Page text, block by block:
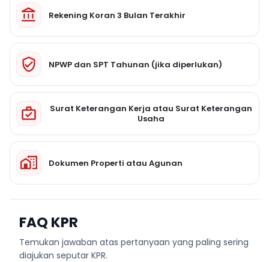
Rekening Koran 3 Bulan Terakhir
NPWP dan SPT Tahunan (jika diperlukan)
Surat Keterangan Kerja atau Surat Keterangan
Usaha
Dokumen Properti atau Agunan
FAQ KPR
Temukan jawaban atas pertanyaan yang paling sering
diajukan seputar KPR.